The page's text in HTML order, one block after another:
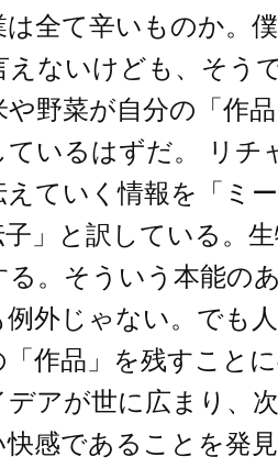
は全て辛いものか。
えないけども、そう
や野菜が自分の「作
ているはずだ。 リチ
えていく情報を「ミ
子」と訳している。
る。そういう本能の
例外じゃない。でも
「作品」を残すこと
デアが世に広まり、
快感であることを発